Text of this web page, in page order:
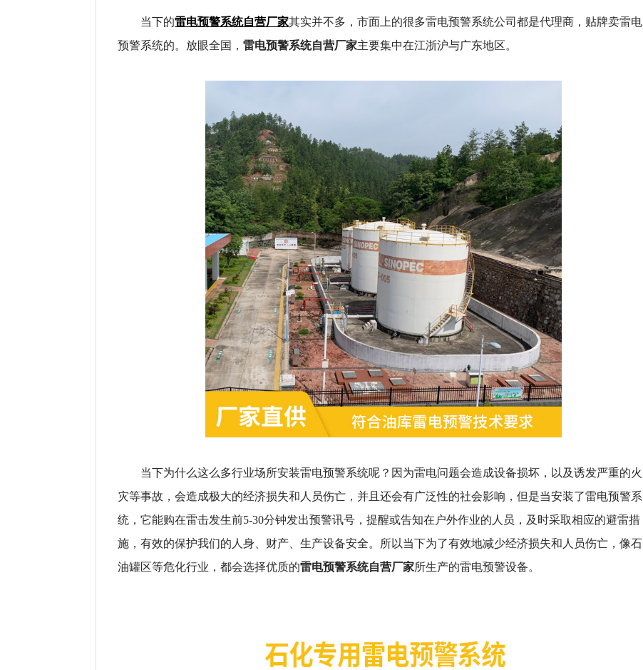
当下的雷电预警系统自营厂家其实并不多，市面上的很多雷电预警系统公司都是代理商，贴牌卖雷电
预警系统的。放眼全国，雷电预警系统自营厂家主要集中在江浙沪与广东地区。
当下为什么这么多行业场所安装雷电预警系统呢？因为雷电问题会造成设备损坏，以及诱发严重的火
灾等事故，会造成极大的经济损失和人员伤亡，并且还会有广泛性的社会影响，但是当安装了雷电预警系
统，它能购在雷击发生前5-30分钟发出预警讯号，提醒或告知在户外作业的人员，及时采取相应的避雷措
施，有效的保护我们的人身、财产、生产设备安全。所以当下为了有效地减少经济损失和人员伤亡，像石
油罐区等危化行业，都会选择优质的雷电预警系统自营厂家所生产的雷电预警设备。